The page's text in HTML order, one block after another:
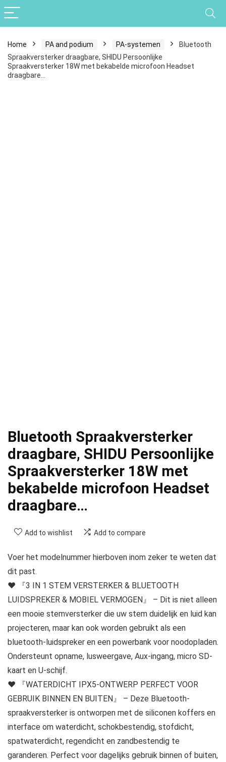
Home PA and podium PA-systemen
Bluetooth
Spraakversterker draagbare, SHIDU Persoonlijke
Spraakversterker 18W met bekabelde microfoon Headset
draagbare…
Bluetooth Spraakversterker
draagbare, SHIDU Persoonlijke
Spraakversterker 18W met
bekabelde microfoon Headset
draagbare…
Add to wishlist Add to compare
Voer het modelnummer hierboven inom zeker te weten dat
dit past.
❤ 『3 IN 1 STEM VERSTERKER & BLUETOOTH
LUIDSPREKER & MOBIEL VERMOGEN』 – Dit is niet alleen
een mooie stemversterker die uw stem duidelijk en luid kan
projecteren, maar kan ook worden gebruikt als een
bluetooth-luidspreker en een powerbank voor noodopladen.
Ondersteunt opname, lusweergave, Aux-ingang, micro SD-
kaart en U-schijf.
❤ 『WATERDICHT IPX5-ONTWERP PERFECT VOOR
GEBRUIK BINNEN EN BUITEN』 – Deze Bluetooth-
spraakversterker is ontworpen met de siliconen koffers en
interface om waterdicht, schokbestendig, stofdicht,
spatwaterdicht, regendicht en zandbestendig te
garanderen. Perfect voor dagelijks gebruik binnen of buiten,